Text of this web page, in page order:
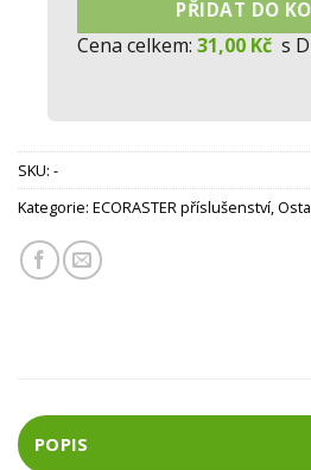
PŘIDAT DO
Cena celkem: 31,00 Kč s
SKU: -
Kategorie: ECORASTER příslušenství,
POPIS